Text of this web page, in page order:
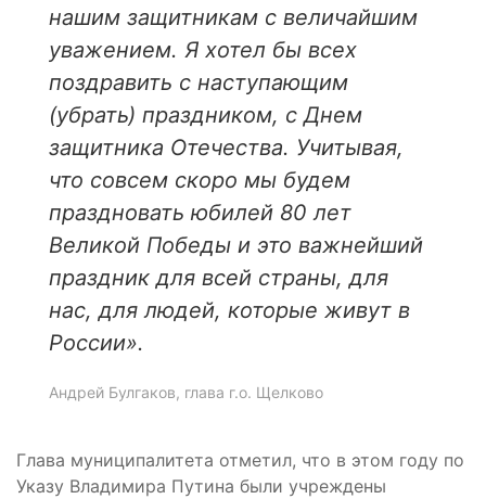
нашим защитникам с величайшим
уважением. Я хотел бы всех
поздравить с наступающим
(убрать) праздником, с Днем
защитника Отечества. Учитывая,
что совсем скоро мы будем
праздновать юбилей 80 лет
Великой Победы и это важнейший
праздник для всей страны, для
нас, для людей, которые живут в
России».
Андрей Булгаков, глава г.о. Щелково
Глава муниципалитета отметил, что в этом году по
Указу Владимира Путина были учреждены